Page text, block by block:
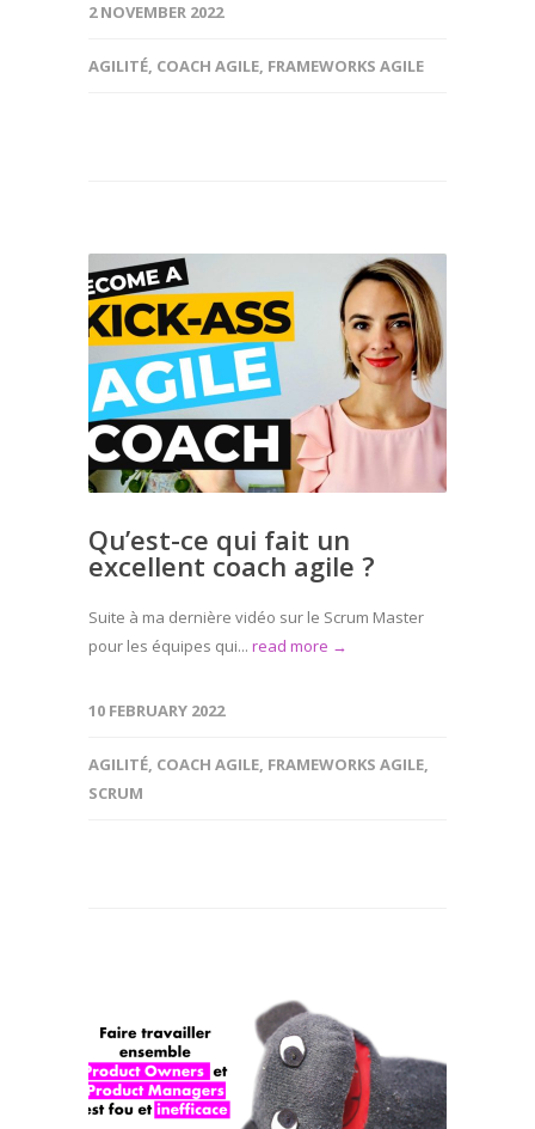
2 NOVEMBER 2022
AGILITÉ, COACH AGILE, FRAMEWORKS AGILE
Qu’est-ce qui fait un
excellent coach agile ?
Suite à ma dernière vidéo sur le Scrum Master
pour les équipes qui... read more →
10 FEBRUARY 2022
AGILITÉ, COACH AGILE, FRAMEWORKS AGILE,
SCRUM